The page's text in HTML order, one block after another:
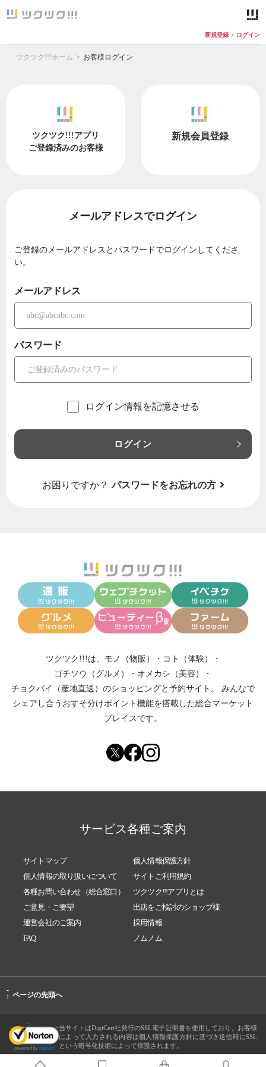
新規登録 / ログイン
ツクツク!!!ホーム お客様ログイン
ツクツク!!!アプリ
ご登録済みのお客様
新規会員登録
メールアドレスでログイン
ご登録のメールアドレスとパスワードでログインしてくださ
い。
メールアドレス
パスワード
ログイン情報を記憶させる
ログイン
お困りですか？ パスワードをお忘れの方
ツクツク!!!は、 モノ（物販） ・ コト（体験）
・
ゴチソウ（グルメ）
・ オメカシ（美容）
・
チョクバイ（産地直送） のショッピングと予約サイト。
みんなで
シェアし合う おすそ分けポイント機能を搭載した総合マーケット
プレイスです。
サービス各種ご案内
サイトマップ
個人情報保護方針
個人情報の取り扱いについて
サイトご利用規約
各種お問い合わせ（総合窓口）
ツクツク!!!アプリとは
ご意見・ご要望
出店をご検討のショップ様
運営会社のご案内
採用情報
FAQ
ノムノム
-
↑ ページの先頭へ
当サイトはDigiCert社発行のSSL電子証明書を使用しており、お客様
によって入力される内容は個人情報保護方針に基づき送信時にSSL
という暗号化技術によって保護されます。